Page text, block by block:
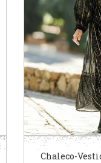
Chaleco-